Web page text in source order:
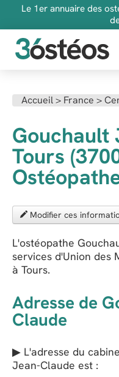
Le 1er annuaire des
Inscrire son cabinet
Accueil> France >
Gouchault
Tours
Modifier ces
L'ostéopathe
services d'Union des
à Tours.
Adresse de
Claude
▶ L'adresse du
Jean-Claude est :